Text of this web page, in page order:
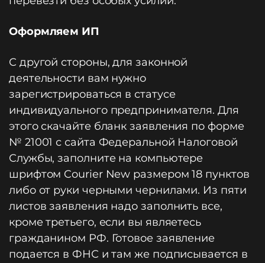
Оформляем ИП
С другой стороны, для законной
деятельности вам нужно
зарегистрироваться в статусе
индивидуального предпринимателя. Для
этого скачайте бланк заявления по форме
№ 21001 с сайта Федеральной Налоговой
Службы, заполните на компьютере
шрифтом Courier New размером 18 пунктов
либо от руки черными чернилами. Из пяти
листов заявления надо заполнить все,
кроме третьего, если вы являетесь
гражданином РФ. Готовое заявление
подается в ФНС и там же подписывается в